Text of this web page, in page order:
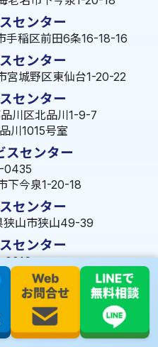
センター
手稲区前田6条16-18-16
センター
宮城野区東仙台1-20-22
センター
川区北品川1-9-7
川1015号室
スセンター
0435
下今泉1-20-18
センター
狭山市狭山49-39
センター
0016
大宮町1288-7
センター
市旭町322-2 102号
センター